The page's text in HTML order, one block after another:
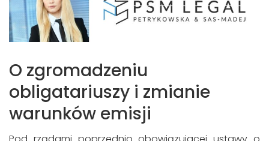
O zgromadzeniu
obligatariuszy i zmianie
warunków emisji